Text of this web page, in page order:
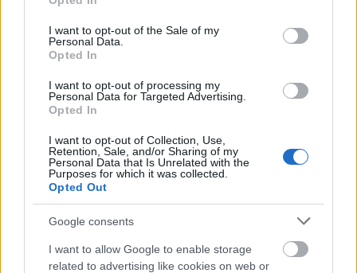
use your data for below specified purposes in below Google
consent section.
I want to opt-out of the Sale of my
Personal Data.
Opted In
I want to opt-out of processing my
Personal Data for Targeted Advertising.
Opted In
I want to opt-out of Collection, Use,
Retention, Sale, and/or Sharing of my
Personal Data that Is Unrelated with the
Purposes for which it was collected.
Opted Out
Google consents
I want to allow Google to enable storage
related to advertising like cookies on web or
„Csonka évadot zárni nem felemelő
érzés"
mtothorsi•2020. július 15.
Megtartotta évadzáró társulati ülését a Tomcsa
Sándor Színház. A világjárvány próbára tette az